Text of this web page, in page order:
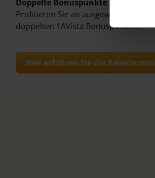
Doppelte Bonuspunkte Aktion
Profitieren Sie an ausgewählten
doppelten 1AVista Bonuspunkten!
Hier erfahren Sie die